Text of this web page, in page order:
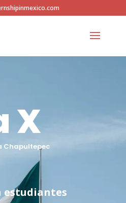
X
Chapultepec
estudiantes